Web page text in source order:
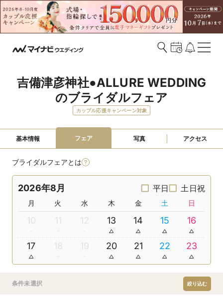
吉備津彦神社●ALLURE WEDDING
のブライダルフェア
カップル応援キャンペーン対象
基本情報 フェア 写真 アクセス
ブライダルフェアとは
2026年8月 平日 土日祝
月 火 水 木 金 土 日
10 11 12 13 14 15 16
17 18 19 20 21 22 23
条件未選択 絞り込む